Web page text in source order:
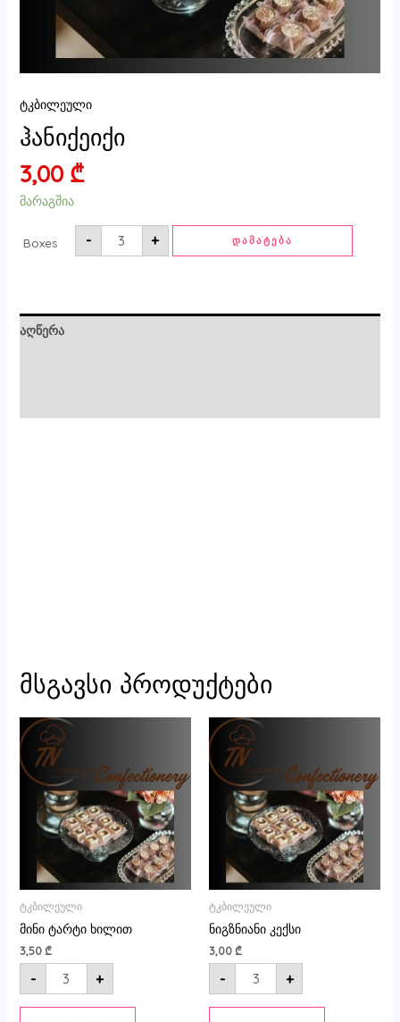
ტკბილეული
ჰანიქეიქი
3,00 ₾
მარაგშია
- +
Boxes ᲓᲐᲛᲐᲢᲔᲑᲐ
აღწერა
მსგავსი პროდუქტები
ტკბილეული
მინი ტარტი ხილით
3,50 ₾
-
რაოდენობა:
მინი
ტარტი
ხილით
+
ტკბილეული
ნიგზნიანი კექსი
3,00 ₾
-
რაოდენობა:
ნიგზნიანი
კექსი
+